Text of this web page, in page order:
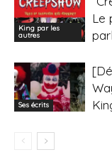
King par les
autres
Le
Ses écrits